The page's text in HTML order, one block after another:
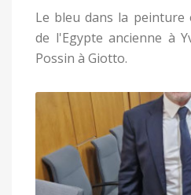
Le bleu dans la peinture
de l'Egypte ancienne à
Possin à Giotto.